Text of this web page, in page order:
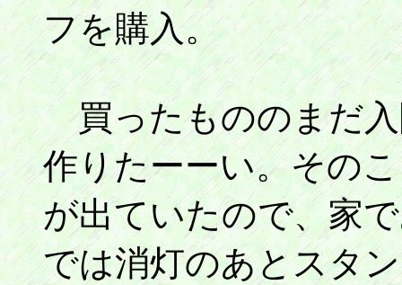
フを購入。
買ったもののまだ入
作りたーーい。その
が出ていたので、家
では消灯のあとスタ